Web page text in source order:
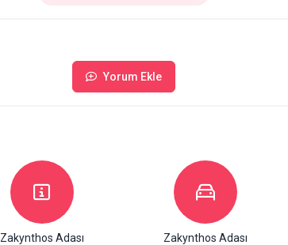
Yorum Ekle
Zakynthos Adası
Zakynthos Adası